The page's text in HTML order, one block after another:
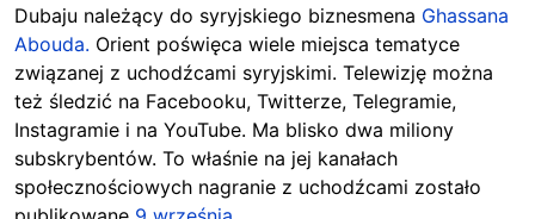
Dubaju należący do syryjskiego biznesmena Ghassana
Abouda. Orient poświęca wiele miejsca tematyce
związanej z uchodźcami syryjskimi. Telewizję można
też śledzić na Facebooku, Twitterze, Telegramie,
Instagramie i na YouTube. Ma blisko dwa miliony
subskrybentów. To właśnie na jej kanałach
społecznościowych nagranie z uchodźcami zostało